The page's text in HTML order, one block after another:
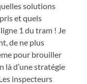
solutions
et quels
1 du tram ! Je
de ne plus
pour brouiller
là d’une stratégie
inspecteurs